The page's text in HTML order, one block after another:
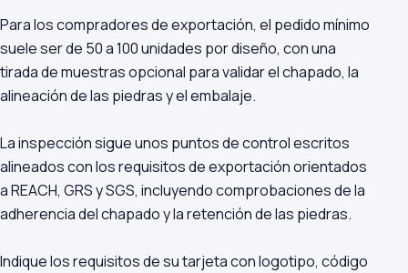
Para los compradores de exportación, el pedido mínimo
suele ser de 50 a 100 unidades por diseño, con una
tirada de muestras opcional para validar el chapado, la
alineación de las piedras y el embalaje.
La inspección sigue unos puntos de control escritos
alineados con los requisitos de exportación orientados
a REACH, GRS y SGS, incluyendo comprobaciones de la
adherencia del chapado y la retención de las piedras.
Indique los requisitos de su tarjeta con logotipo, código